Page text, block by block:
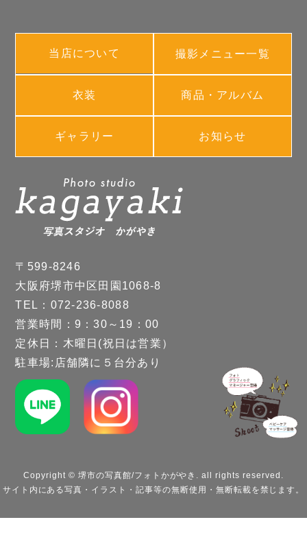
当店について 撮影メニュー一覧
衣装 商品・アルバム
ギャラリー お知らせ
〒599-8246
大阪府堺市中区田園1068-8
TEL：072-236-8088
営業時間：9：30～19：00
定休日：木曜日(祝日は営業）
駐車場:店舗隣に５台分あり
Copyright © 堺市の写真館/フォトかがやき. all rights reserved.
サイト内にある写真・イラスト・記事等の無断使用・無断転載を禁じます。